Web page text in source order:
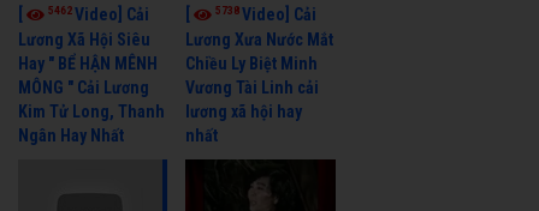
5462Video] Cải
Lương Xã Hội Siêu
Hay " BỂ HẬN MÊNH
MÔNG " Cải Lương
Kim Tử Long, Thanh
Ngân Hay Nhất
5738Video] Cải
Lương Xưa Nước Mắt
Chiều Ly Biệt Minh
Vương Tài Linh cải
lương xã hội hay
nhất